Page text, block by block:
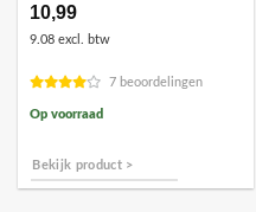
10,99
9.08 excl. btw
7 beoordelingen
Op voorraad
Bekijk product >